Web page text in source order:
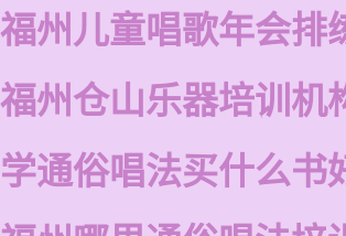
福州儿童唱歌年会排
福州仓山乐器培训机
学通俗唱法买什么书